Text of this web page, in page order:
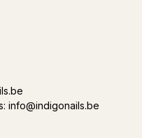
info@indigonails.be